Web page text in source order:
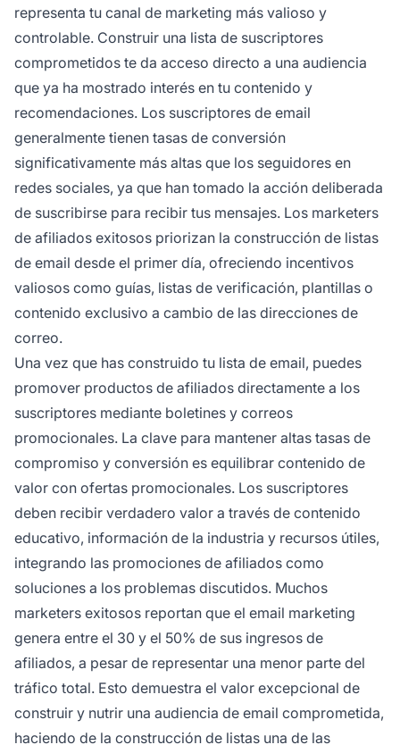
representa tu canal de marketing más valioso y
controlable. Construir una lista de suscriptores
comprometidos te da acceso directo a una audiencia
que ya ha mostrado interés en tu contenido y
recomendaciones. Los suscriptores de email
generalmente tienen tasas de conversión
significativamente más altas que los seguidores en
redes sociales, ya que han tomado la acción deliberada
de suscribirse para recibir tus mensajes. Los marketers
de afiliados exitosos priorizan la construcción de listas
de email desde el primer día, ofreciendo incentivos
valiosos como guías, listas de verificación, plantillas o
contenido exclusivo a cambio de las direcciones de
correo.
Una vez que has construido tu lista de email, puedes
promover productos de afiliados directamente a los
suscriptores mediante boletines y correos
promocionales. La clave para mantener altas tasas de
compromiso y conversión es equilibrar contenido de
valor con ofertas promocionales. Los suscriptores
deben recibir verdadero valor a través de contenido
educativo, información de la industria y recursos útiles,
integrando las promociones de afiliados como
soluciones a los problemas discutidos. Muchos
marketers exitosos reportan que el email marketing
genera entre el 30 y el 50% de sus ingresos de
afiliados, a pesar de representar una menor parte del
tráfico total. Esto demuestra el valor excepcional de
construir y nutrir una audiencia de email comprometida,
haciendo de la construcción de listas una de las